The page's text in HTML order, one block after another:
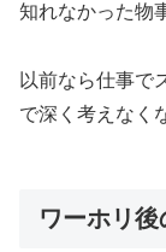
知れなかった物
以前なら仕事で
で深く考えなく
ワーホリ